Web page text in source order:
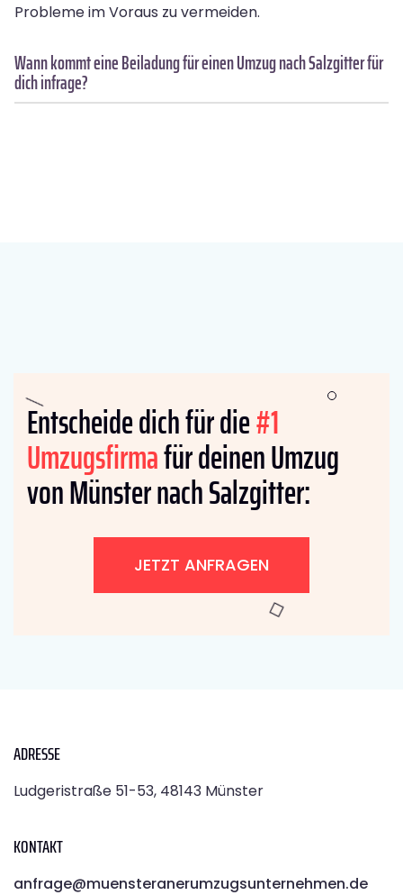
Probleme im Voraus zu vermeiden.
Wann kommt eine Beiladung für einen Umzug nach Salzgitter für
dich infrage?
Entscheide dich für die#1
Umzugsfirmafür deinen Umzug
von Münster nach Salzgitter:
JETZT ANFRAGEN
ADRESSE
Ludgeristraße 51-53, 48143 Münster
KONTAKT
anfrage@muensteranerumzugsunternehmen.de